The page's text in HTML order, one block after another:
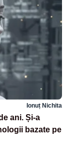
Ionuț Nichita
ani. Și-a
bazate pe